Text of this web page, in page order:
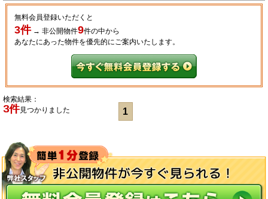
無料会員登録いただくと
3件→ 非公開物件9件の中から
あなたにあった物件を優先的にご案内いたします。
検索結果：
3件見つかりました 1